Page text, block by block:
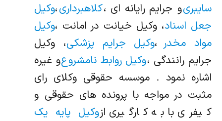
سایبریو جرایم رایانه ای ،کلاهبرداری،وکیل
جعل اسناد، وکیل خیانت در امانت ،وکیل
مواد مخدر ،وکیل جرایم پزشکی، وکیل
جرایم رانندگی ،وکیل روابط نامشروعو غیره
اشاره نمود . موسسه حقوقی وکلای رای
مثبت در مواجه با پرونده های حقوقی و
کیفری با به کارگیری ازوکیل پایه یک